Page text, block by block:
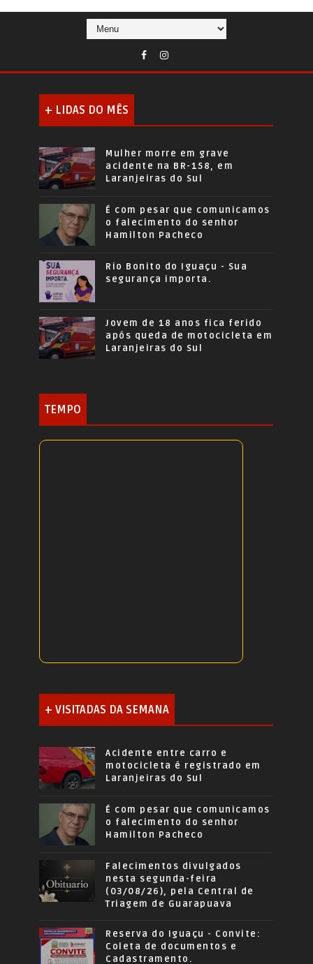
+ LIDAS DO MÊS
Mulher morre em grave
acidente na BR-158, em
Laranjeiras do Sul
É com pesar que comunicamos
o falecimento do senhor
Hamilton Pacheco
Rio Bonito do Iguaçu - Sua
segurança importa.
Jovem de 18 anos fica ferido
após queda de motocicleta em
Laranjeiras do Sul
TEMPO
+ VISITADAS DA SEMANA
Acidente entre carro e
motocicleta é registrado em
Laranjeiras do Sul
É com pesar que comunicamos
o falecimento do senhor
Hamilton Pacheco
Falecimentos divulgados
nesta segunda-feira
(03/08/26), pela Central de
Triagem de Guarapuava
Reserva do Iguaçu - Convite:
Coleta de documentos e
Cadastramento.